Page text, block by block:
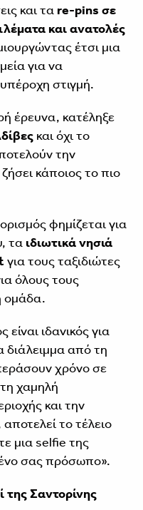
και τα re-pins σε
και ανατολές
έτσι μια
για να
στιγμή.
έρευνα, κατέληξε
και όχι το
την
κάποιος το πιο
φημίζεται για
τα ιδιωτικά νησιά
για τους ταξιδιώτες
όλους τους
ομάδα.
ιδανικός για
διάλειμμα από τη
χρόνο σε
χαμηλή
και την
το τέλειο
μια selfie της
σας πρόσωπο».
Σαντορίνης